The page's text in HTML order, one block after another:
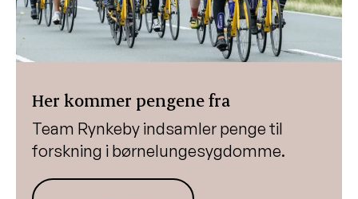
Her kommer pengene fra
Team Rynkeby indsamler penge til
forskning i børnelungesygdomme.